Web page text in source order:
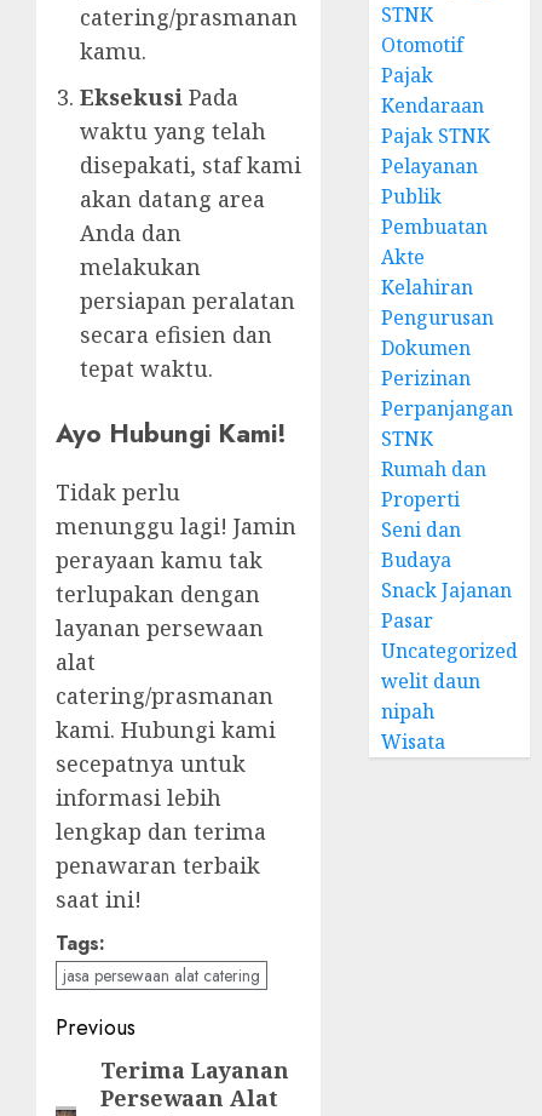
catering/prasmanan
kamu.
Eksekusi Pada
waktu yang telah
disepakati, staf kami
akan datang area
Anda dan
melakukan
persiapan peralatan
secara efisien dan
tepat waktu.
Ayo Hubungi Kami!
Tidak perlu
menunggu lagi! Jamin
perayaan kamu tak
terlupakan dengan
layanan persewaan
alat
catering/prasmanan
kami. Hubungi kami
secepatnya untuk
informasi lebih
lengkap dan terima
penawaran terbaik
saat ini!
Tags:
jasa persewaan alat catering
Post
navigation
Previous
Previous
post:
Terima Layanan
Persewaan Alat
STNK
Otomotif
Pajak
Kendaraan
Pajak STNK
Pelayanan
Publik
Pembuatan
Akte
Kelahiran
Pengurusan
Dokumen
Perizinan
Perpanjangan
STNK
Rumah dan
Properti
Seni dan
Budaya
Snack Jajanan
Pasar
Uncategorized
welit daun
nipah
Wisata